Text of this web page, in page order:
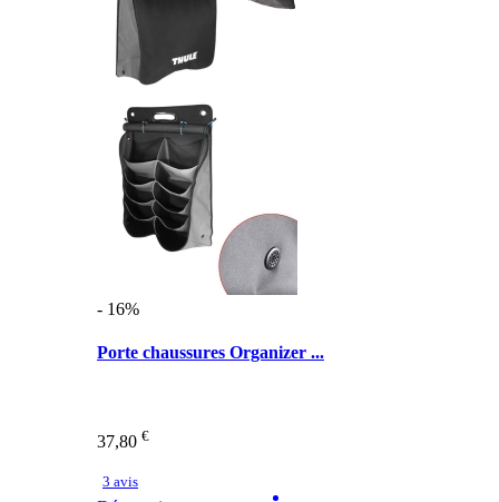
- 16%
Porte chaussures Organizer ...
37,80 €
3 avis